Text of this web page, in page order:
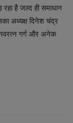
है जल्द ही समाधान
अध्यक्ष दिनेश चंद्र
नवरत्न गर्ग और अनेक